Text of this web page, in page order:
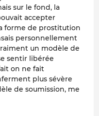
sur le fond, la
accepter
forme de prostitution
personnellement
un modèle de
sentir libérée
on ne fait
plus sévère
de soumission, me